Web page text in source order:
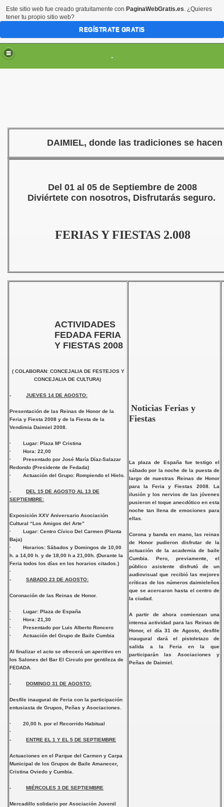
.
DAIMIEL, donde las tradiciones se
Del 01 al 05 de Septiembre de 2008
Diviértete con nosotros, Disfrutarás seguro.
FERIAS Y FIESTAS 2.008
ACTIVIDADES
FEDADA FERIA
Y FIESTAS 2008
( COLABORAN: CONCEJALIA DE FESTEJOS Y
CONCEJALIA DE CULTURA)
- JUEVES 14 DE AGOSTO:
Presentación de las Reinas de Honor de la
Feria y Fiesta 2008 y de la Fiesta de la
Vendimia Daimiel 2008.
· Lugar: Plaza Mª Cristina
· Hora: 22,00
· Presentado por José María Díaz-Salazar
Redondo (Presidente de Fedada)
· Actuación del Grupo: Rompiendo el Hielo.
- DEL 15 DE AGOSTO AL 13 DE
SEPTIEMBRE:
Exposición XXV Aniversario Asociación
Cultural “Los Amigos del Arte”
· Lugar: Centro Cívico Del Carmen (Planta
Baja)
· Horarios: Sábados y Domingos de 10,00
h. a 14,00 h. y de 18,00 h a 21,00h. (Durante la
Feria todos los días en los horarios citados.)
·
- SABADO 23 DE AGOSTO:
Coronación de las Reinas de Honor.
· Lugar: Plaza de España
· Hora: 21,30
· Presentado por Luis Alberto Roncero
· Actuación del Grupo de Baile Cumbia
Al finalizar el acto se ofrecerá un aperitivo en
los Salones del Bar El Circulo por gentileza de
FEDADA
- DOMINGO 31 DE AGOSTO:
Desfile inaugural de Feria con la participación
entusiasta de Grupos, Peñas y Asociaciones.
· 20,00 h. por el Recorrido Habitual
·
- ENTRE EL 1 Y EL 5 DE SEPTIEMBRE
Actuaciones en el Parque del Carmen y Carpa
Municipal de los Grupos de Baile Amanecer,
Cristina Oviedo y Cumbia.
- MIÉRCOLES 3 DE SEPTIEMBRE
Mercadillo solidario por Asociación Juvenil
Noticias Ferias y
Fiestas
La plaza de España fue testigo el
sábado por la noche de la puesta de
largo de nuestras Reinas de Honor
para la Feria y Fiestas 2008. La
ilusión y los nervios de las jóvenes
pusieron el toque anecdótico en esta
noche tan llena de emociones para
ellas.
Corona y banda en mano, las reinas
de Honor pudieron disfrutar de la
actuación de la academia de baile
Cumbia. Pero, previamente, el
público asistente disfrutó de un
audiovisual que recibió las mejores
críticas de los números daimieleños
que se acercaron hasta el centro de
la ciudad.
A partir de ahora comienzan una
intensa actividad para las Reinas de
Honor, el día 31 de Agosto, desfile
inaugural dará el pistoletazo de
salida a la Feria en la que
participarán las Asociaciones y
Peñas de Daimiel.
Este sitio web fue creado gratuitamente con PaginaWebGratis.es. ¿Quieres
tener tu propio sitio web?
REGÍSTRATE GRATIS